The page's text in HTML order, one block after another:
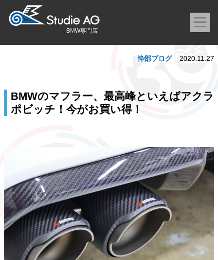
BMW専門店
BMWのマフラー、最高峰といえばアクラ
ポビッチ！今がお買い得！
忰部ブログ 2020.11.27